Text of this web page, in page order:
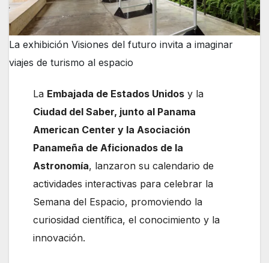
La exhibición Visiones del futuro invita a imaginar
viajes de turismo al espacio
La Embajada de Estados Unidos y la
Ciudad del Saber, junto al Panama
American Center y la Asociación
Panameña de Aficionados de la
Astronomía, lanzaron su calendario de
actividades interactivas para celebrar la
Semana del Espacio, promoviendo la
curiosidad científica, el conocimiento y la
innovación.